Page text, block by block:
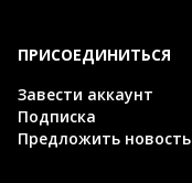
ПРИСОЕДИНИТЬСЯ
Завести аккаунт
Подписка
Предложить новость